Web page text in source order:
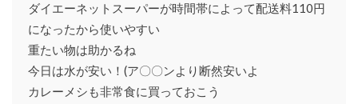
ダイエーネットスーパーが時間帯によって配送料110円
になったから使いやすい
重たい物は助かるね
今日は水が安い！(ア〇〇ンより断然安いよ
カレーメシも非常食に買っておこう